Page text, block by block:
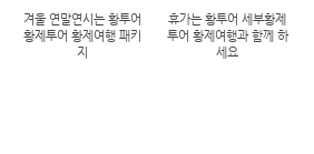
겨울 연말연시는 황투어
황제투어 황제여행 패키
지
휴가는 황투어 세부황제
투어 황제여행과 함께 하
세요